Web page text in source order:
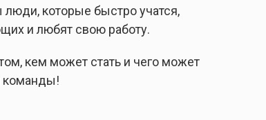
которые быстро учатся,
и любят свою работу.
кем может стать и чего может
команды!